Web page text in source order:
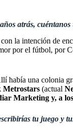
atrás,
la intención de
por el fútbol, por
había una colonia
Metrostars (actual
Marketing y, a
tu juego y